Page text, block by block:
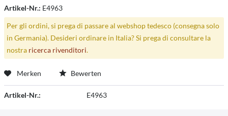
Artikel-Nr.: E4963
Per gli ordini, si prega di passare al webshop tedesco (consegna solo
in Germania). Desideri ordinare in Italia? Si prega di consultare la
nostra ricerca rivenditori.
Merken Bewerten
Artikel-Nr.: E4963